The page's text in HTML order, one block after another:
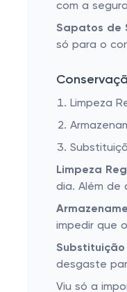
com a
Sapatos de
só para o
Limpeza
Limpeza
dia. Além de
impedir que
Substituição
desgaste
Viu só a